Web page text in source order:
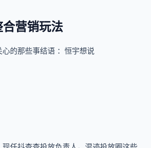
营销玩法
的那些事结语 ：恒宇想说